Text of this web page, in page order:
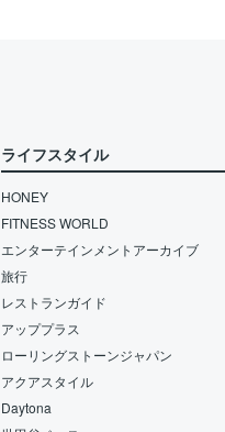
ライフスタイル
HONEY
FITNESS WORLD
エンターテインメントアーカイブ
旅行
レストランガイド
アッププラス
ローリングストーンジャパン
アクアスタイル
Daytona